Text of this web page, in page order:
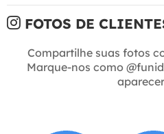
FOTOS DE
Compartilhe suas fotos
Marque-nos como